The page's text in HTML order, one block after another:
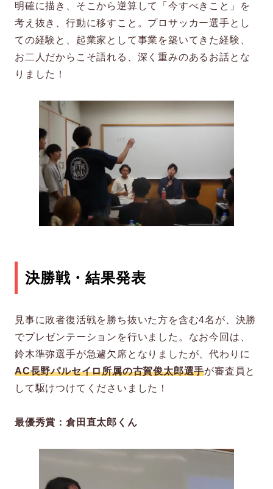
明確に描き、そこから逆算して「今すべきこと」を
考え抜き、行動に移すこと。プロサッカー選手とし
ての経験と、起業家として事業を築いてきた経験、
お二人だからこそ語れる、深く重みのあるお話とな
りました！
決勝戦・結果発表
見事に敗者復活戦を勝ち抜いた方を含む4名が、決勝
でプレゼンテーションを行いました。なお今回は、
鈴木準弥選手が急遽欠席となりましたが、代わりに
AC長野パルセイロ所属の古賀俊太郎選手が審査員と
して駆けつけてくださいました！
最優秀賞：倉田直太郎くん